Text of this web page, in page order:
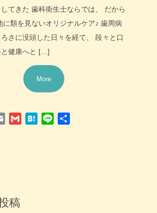
てきた 歯科衛生士ならでは、 だから
に類を見ないオリジナルケア♪ 歯周病
さに没頭した日々を経て、 段々と口
と健康へと […]
More
Email Gmail Hatena
Line
稿